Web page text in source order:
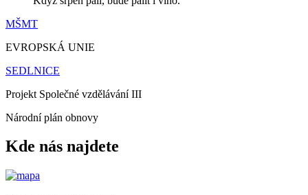
MŠMT
EVROPSKÁ UNIE
SEDLNICE
Projekt Společné vzdělávání III
Národní plán obnovy
Kde nás najdete